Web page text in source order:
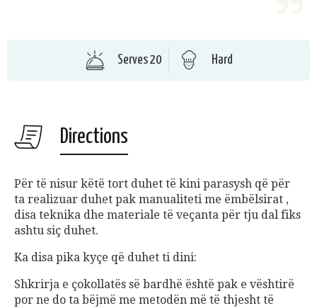
Serves 20 Hard
Directions
Për të nisur këtë tort duhet të kini parasysh që për
ta realizuar duhet pak manualiteti me ëmbëlsirat ,
disa teknika dhe materiale të veçanta për tju dal fiks
ashtu siç duhet.
Ka disa pika kyçe që duhet ti dini:
Shkrirja e çokollatës së bardhë është pak e vështirë
por ne do ta bëjmë me metodën më të thjesht të